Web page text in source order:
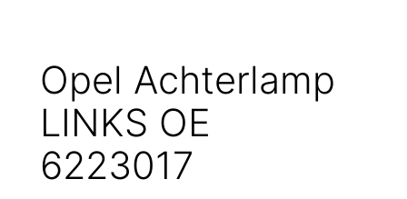
Opel Achterlamp
LINKS OE
6223017